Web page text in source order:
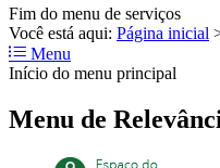
Fim do menu de serviços
Você está aqui: Página inicial
Menu
Início do menu principal
Menu de